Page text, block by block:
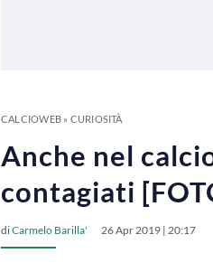
CALCIOWEB» CURIOSITÀ
Anche nel
contagiati
diCarmelo Barilla' 26 Apr 2019 | 20:17